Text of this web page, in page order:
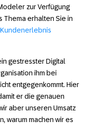
zur Verfügung
Thema erhalten Sie in
gestresster Digital
ihm bei
entgegenkommt. Hier
er die genauen
aber unseren Umsatz
warum machen wir es